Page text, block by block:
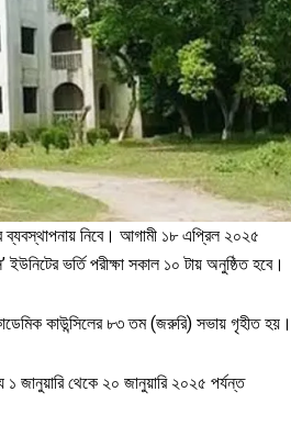
ব্যবস্থাপনায় নিবে। আগামী ১৮ এপ্রিল ২০২৫
ভর্তি পরীক্ষা সকাল ১০ টায় অনুষ্ঠিত হবে।
কাউন্সিলের ৮৩ তম (জরুরি) সভায় গৃহীত হয়।
১ জানুয়ারি থেকে ২০ জানুয়ারি ২০২৫ পর্যন্ত